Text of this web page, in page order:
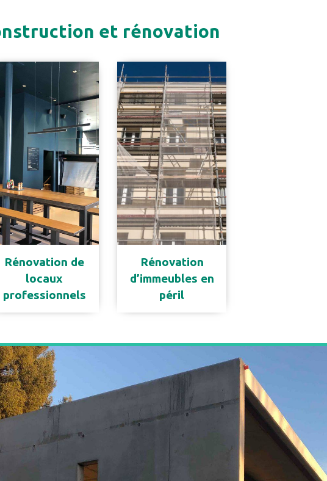
et rénovation
Rénovation de
locaux
professionnels
Rénovation
d’immeubles en
péril